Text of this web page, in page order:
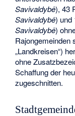
Savivaldybė), 43
Savivaldybė) und
Savivaldybė)
Rajongemeinden
„Landkreisen“)
ohne
Schaffung der
zugeschnitten.